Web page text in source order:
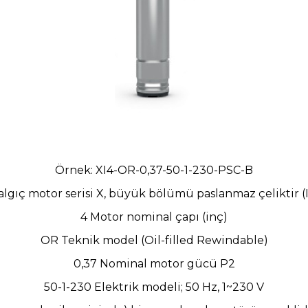
Örnek: XI4-OR-0,37-50-1-230-PSC-B
motor serisi X, büyük bölümü paslanmaz çeliktir
4 Motor nominal çapı (inç)
OR Teknik model (Oil-filled Rewindable)
0,37 Nominal motor gücü P2
50-1-230 Elektrik modeli; 50 Hz, 1~230 V